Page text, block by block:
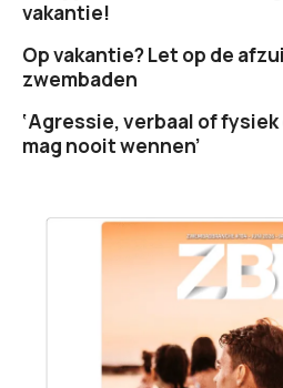
vakantie!
Op vakantie? Let op de
zwembaden
‘Agressie, verbaal of
mag nooit wennen’